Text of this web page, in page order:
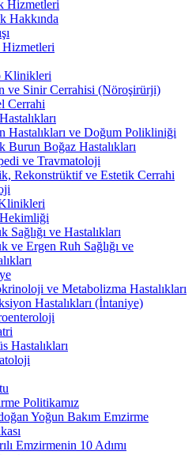
Hizmetleri
Hakkında
Hizmetleri
Klinikleri
ve Sinir Cerrahisi (Nöroşirürji)
Cerrahi
Hastalıkları ve Doğum Polikliniği
Burun Boğaz Hastalıkları
ve Travmatoloji
Rekonstrüktif ve Estetik Cerrahi
Sağlığı ve Hastalıkları
ve Ergen Ruh Sağlığı ve
ve Metabolizma Hastalıkları
Hastalıkları (İntaniye)
Hastalıkları
Politikamız
Yoğun Bakım Emzirme
Emzirmenin 10 Adımı